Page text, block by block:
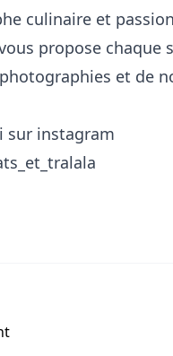
culinaire et
propose chaque
et de
sur instagram